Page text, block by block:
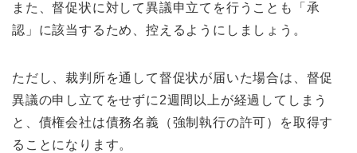
また、督促状に対して異議申立てを行うことも「承
認」に該当するため、控えるようにしましょう。
ただし、裁判所を通して督促状が届いた場合は、督促
異議の申し立てをせずに2週間以上が経過してしまう
と、債権会社は債務名義（強制執行の許可）を取得す
ることになります。